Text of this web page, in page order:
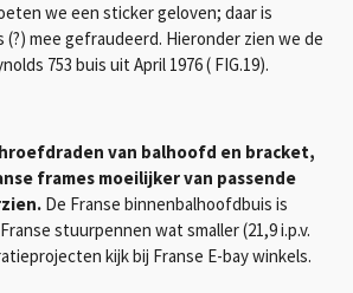
we een sticker geloven; daar is
mee gefraudeerd. Hieronder zien we de
753 buis uit April 1976 ( FIG.19).
van balhoofd en bracket,
frames moeilijker van passende
De Franse binnenbalhoofdbuis is
stuurpennen wat smaller (21,9 i.p.v.
kijk bij Franse E-bay winkels.